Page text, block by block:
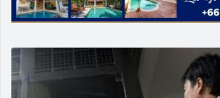
Campagne de sécurité routière ‘Seven